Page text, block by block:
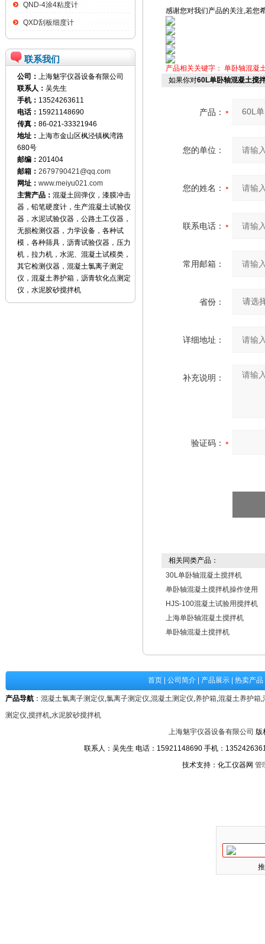
QND-4涂4粘度计
QXD刮板细度计
联系我们
公司： 上海魅宇仪器设备有限公司
联系人： 吴先生
手机： 13524263611
电话： 15921148690
传真： 86-021-33321946
地址： 上海市金山区枫泾镇枫湾路
680号
邮编： 201404
邮箱： 2679790421@qq.com
网址： www.meiyu021.com
主营产品： 混凝土回弹仪，漆膜冲击
器，铅笔硬度计，生产混凝土试验仪
器，水泥试验仪器，公路土工仪器，
无损检测仪器，力学设备，各种试
模，各种筛具，沥青试验仪器，压力
机，拉力机，水泥、混凝土试模类，
其它检测仪器，混凝土氯离子测定
仪，混凝土养护箱，沥青软化点测定
仪，水泥胶砂搅拌机
感谢您对我们产品的关注,若您
产品相关关键字： 单卧轴混凝
如果你对60L单卧轴混凝土搅
产品：
您的单位：
您的姓名：
联系电话：
常用邮箱：
省份：
详细地址：
补充说明：
验证码：
相关同类产品：
30L单卧轴混凝土搅拌机
单卧轴混凝土搅拌机操作使用
HJS-100混凝土试验用搅拌机
上海单卧轴混凝土搅拌机
单卧轴混凝土搅拌机
首页 公司简介 产品展示 热卖产品
产品导航 ： 混凝土氯离子测定仪,氯离子测定仪,混凝土测定仪,养护箱,混凝土养护箱,
测定仪,搅拌机,水泥胶砂搅拌机
上海魅宇仪器设备有限公司 版
联系人：吴先生 电话：15921148690 手机：
技术支持：化工仪器网 管